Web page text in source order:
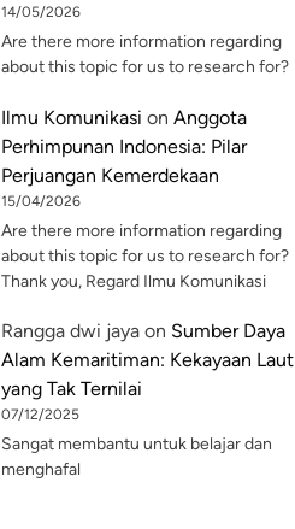
14/05/2026
Are there more information regarding
about this topic for us to research for?
Ilmu Komunikasi on Anggota
Perhimpunan Indonesia: Pilar
Perjuangan Kemerdekaan
15/04/2026
Are there more information regarding
about this topic for us to research for?
Thank you, Regard Ilmu Komunikasi
Rangga dwi jaya on Sumber Daya
Alam Kemaritiman: Kekayaan Laut
yang Tak Ternilai
07/12/2025
Sangat membantu untuk belajar dan
menghafal